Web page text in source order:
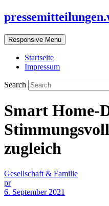
Responsive Menu
Startseite
Impressum
Search
Smart Home-
zugleich
Gesellschaft & Familie
pr
6. September 2021